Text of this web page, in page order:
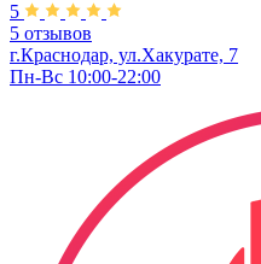
5
5 отзывов
г.Краснодар, ул.Хакурате, 7
Пн-Вс 10:00-22:00